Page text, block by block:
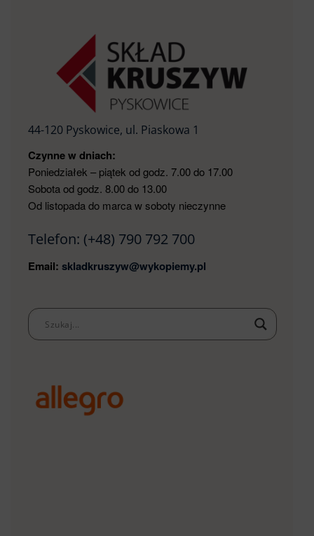
44-120 Pyskowice, ul. Piaskowa 1
Czynne w dniach:
Poniedziałek – piątek od godz. 7.00 do 17.00
Sobota od godz. 8.00 do 13.00
Od listopada do marca w soboty nieczynne
Telefon: (+48) 790 792 700
Email: skladkruszyw@wykopiemy.pl